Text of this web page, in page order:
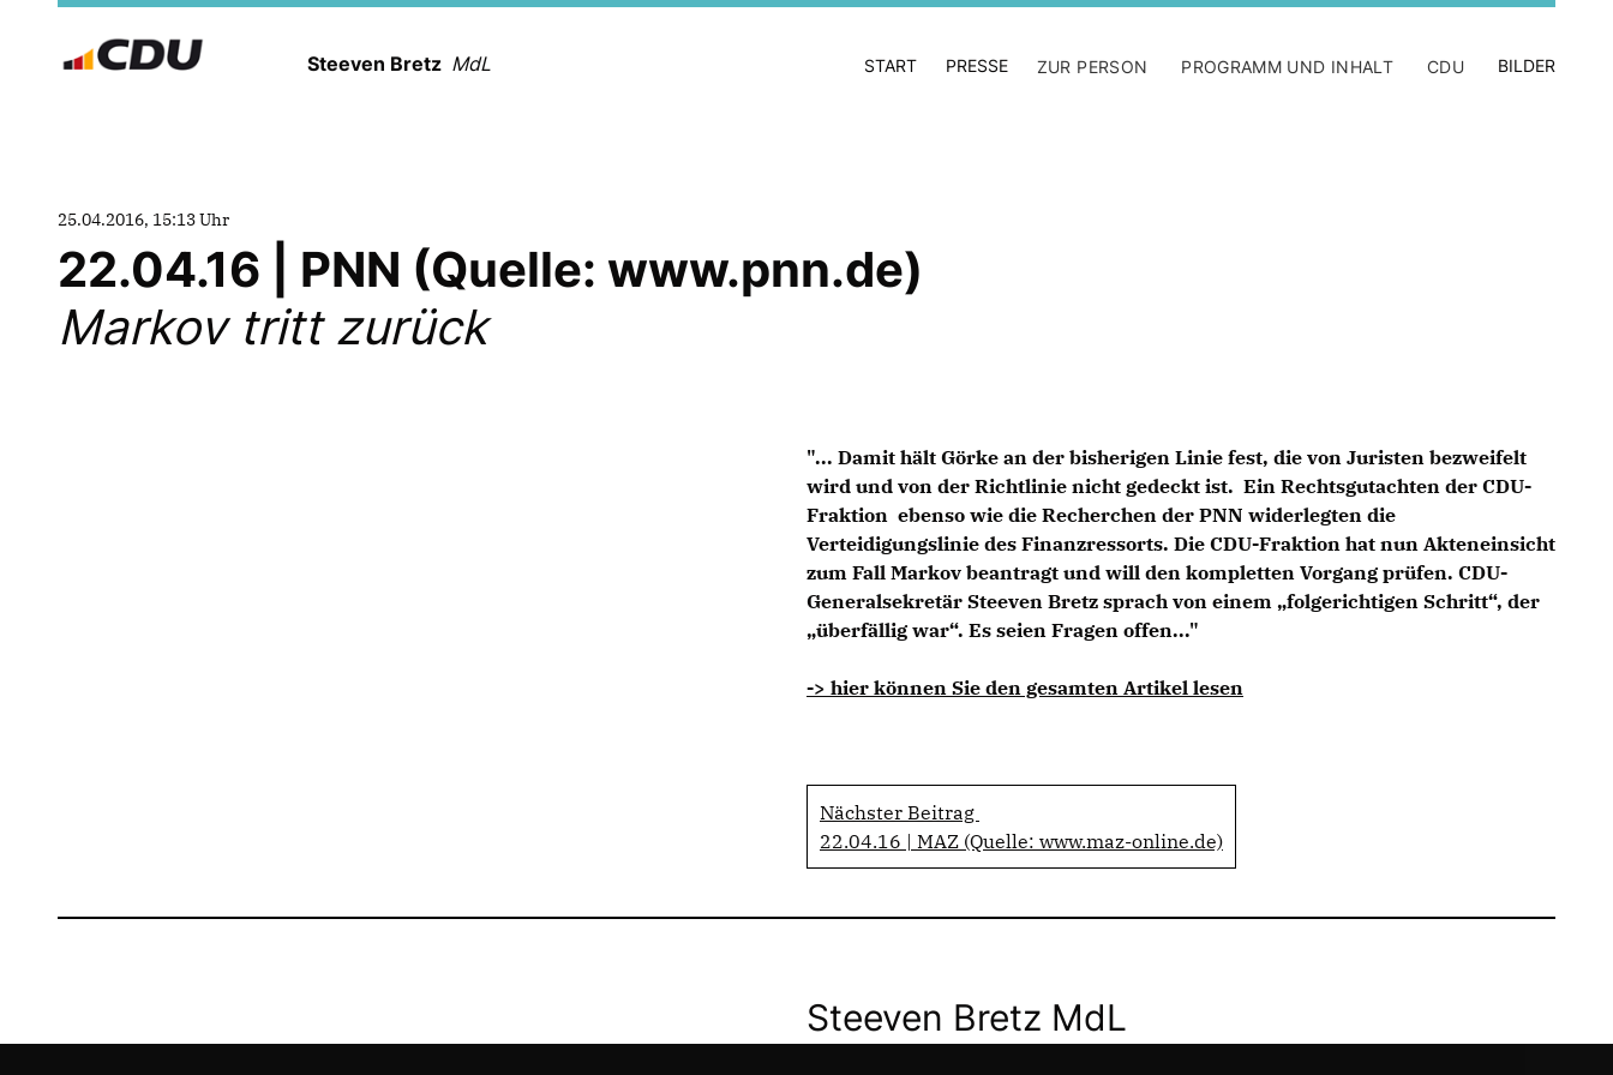
Steeven Bretz MdL START PRESSE ZUR PERSON PROGRAMM UND INHALT CDU BILDER
25.04.2016, 15:13 Uhr
22.04.16 | PNN (Quelle: www.pnn.de)
Markov tritt zurück
"... Damit hält Görke an der bisherigen Linie fest, die von Juristen bezweifelt
wird und von der Richtlinie nicht gedeckt ist. Ein Rechtsgutachten der CDU-
Fraktion ebenso wie die Recherchen der PNN widerlegten die
Verteidigungslinie des Finanzressorts. Die CDU-Fraktion hat nun Akteneinsicht
zum Fall Markov beantragt und will den kompletten Vorgang prüfen. CDU-
Generalsekretär Steeven Bretz sprach von einem „folgerichtigen Schritt“, der
überfällig war“. Es seien Fragen offen..."
-> hier können Sie den gesamten Artikel lesen
Nächster Beitrag
22.04.16 | MAZ (Quelle: www.maz-online.de)
Steeven Bretz MdL